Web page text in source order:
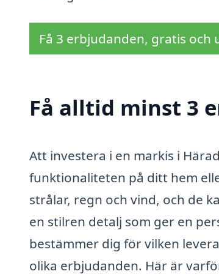
Få 3 erbjudanden, gratis
Få alltid minst 3
Att investera i en markis i
funktionaliteten på ditt hem
strålar, regn och vind, och de
en stilren detalj som ger en
bestämmer dig för vilken
olika erbjudanden. Här är